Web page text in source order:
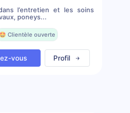
l’entretien et les soins
poneys...
🤩 Clientèle ouverte
vous Profil